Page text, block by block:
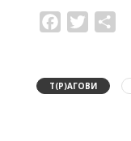
a
o
o
T
w
e
r
Т(Р)АГОВИ